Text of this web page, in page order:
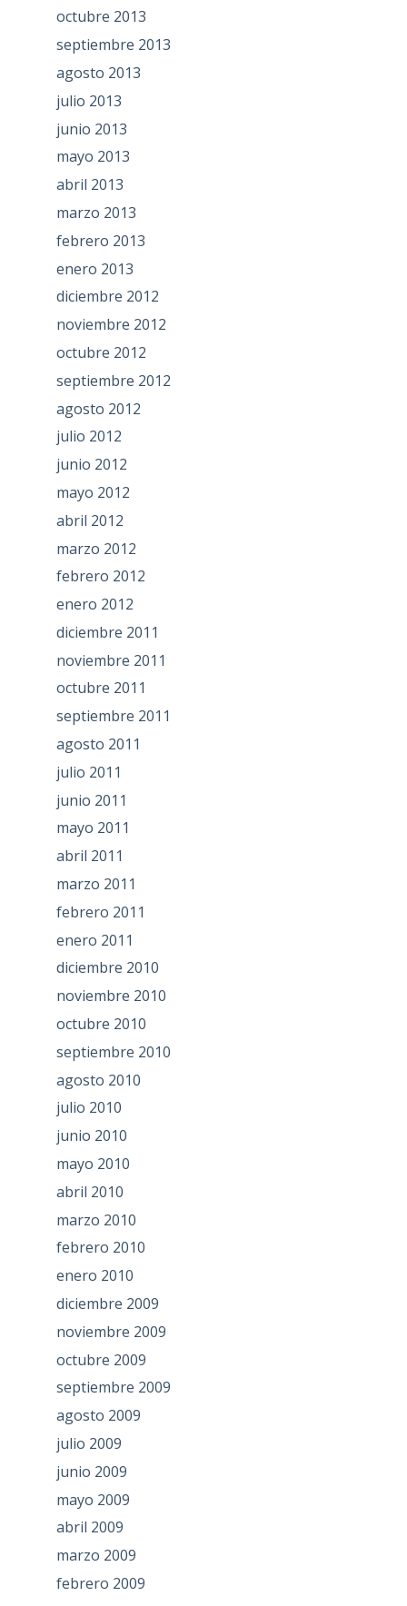
octubre 2013
septiembre 2013
agosto 2013
julio 2013
junio 2013
mayo 2013
abril 2013
marzo 2013
febrero 2013
enero 2013
diciembre 2012
noviembre 2012
octubre 2012
septiembre 2012
agosto 2012
julio 2012
junio 2012
mayo 2012
abril 2012
marzo 2012
febrero 2012
enero 2012
diciembre 2011
noviembre 2011
octubre 2011
septiembre 2011
agosto 2011
julio 2011
junio 2011
mayo 2011
abril 2011
marzo 2011
febrero 2011
enero 2011
diciembre 2010
noviembre 2010
octubre 2010
septiembre 2010
agosto 2010
julio 2010
junio 2010
mayo 2010
abril 2010
marzo 2010
febrero 2010
enero 2010
diciembre 2009
noviembre 2009
octubre 2009
septiembre 2009
agosto 2009
julio 2009
junio 2009
mayo 2009
abril 2009
marzo 2009
febrero 2009